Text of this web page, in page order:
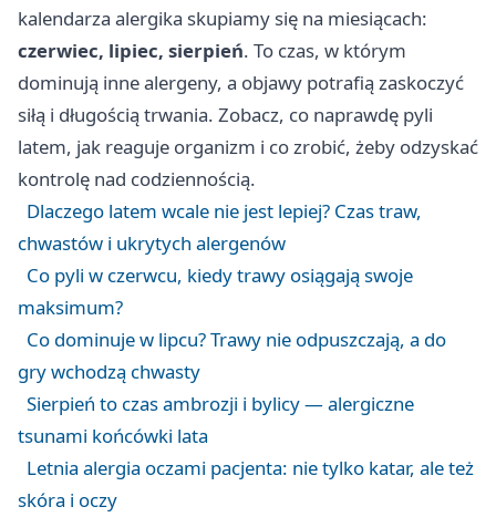
kalendarza alergika skupiamy się na miesiącach:
czerwiec, lipiec, sierpień. To czas, w którym
dominują inne alergeny, a objawy potrafią zaskoczyć
siłą i długością trwania. Zobacz, co naprawdę pyli
latem, jak reaguje organizm i co zrobić, żeby odzyskać
kontrolę nad codziennością.
Dlaczego latem wcale nie jest lepiej? Czas traw,
chwastów i ukrytych alergenów
Co pyli w czerwcu, kiedy trawy osiągają swoje
maksimum?
Co dominuje w lipcu? Trawy nie odpuszczają, a do
gry wchodzą chwasty
Sierpień to czas ambrozji i bylicy — alergiczne
tsunami końcówki lata
Letnia alergia oczami pacjenta: nie tylko katar, ale też
skóra i oczy